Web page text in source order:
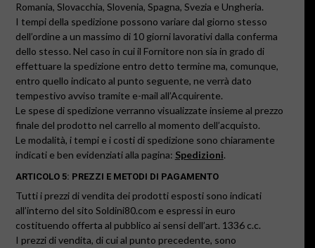
Romania, Slovacchia, Slovenia, Spagna, Svezia e Ungheria.
I tempi della spedizione possono variare dal giorno stesso
dell’ordine a un massimo di 10 giorni lavorativi dalla conferma
dello stesso. Nel caso in cui il Fornitore non sia in grado di
effettuare la spedizione entro detto termine ma, comunque,
entro quello indicato al punto seguente, ne verrà dato
tempestivo avviso tramite e-mail all’Acquirente.
Le spese di spedizione verranno visualizzate insieme al prezzo
finale del prodotto nel carrello al momento dell’acquisto.
Le modalità, i tempi e i costi di spedizione sono chiaramente
indicati e ben evidenziati alla pagina: Spedizioni.
ARTICOLO 5: PREZZI E METODI DI PAGAMENTO
Tutti i prezzi di vendita dei prodotti esposti sono indicati
all’interno del sito Soldini80.com e espressi in euro
costituendo offerta al pubblico ai sensi dell’art. 1336 c.c.
I prezzi di vendita, di cui al punto precedente, sono